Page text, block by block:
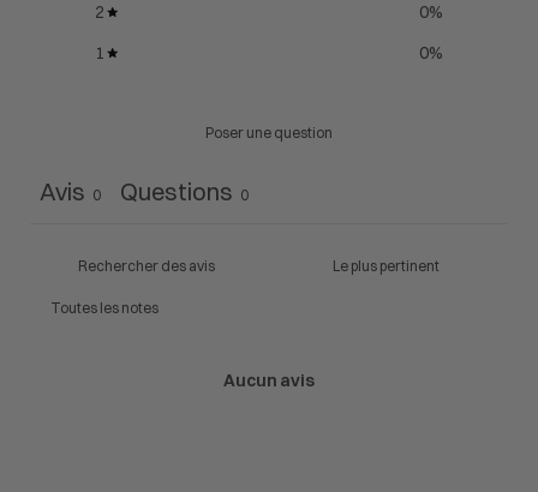
2
0%
1
0%
Poser une question
Avis 0 Questions 0
Aucun avis